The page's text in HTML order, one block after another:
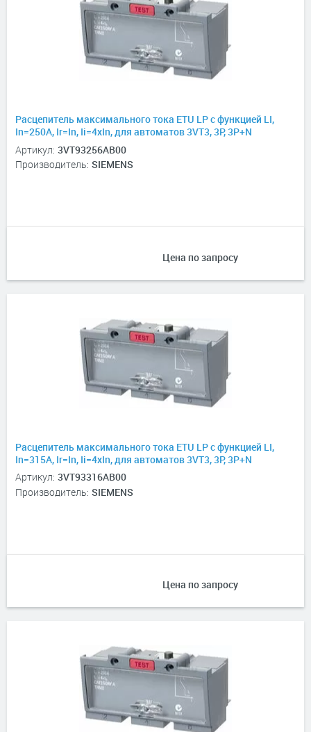
Расцепитель максимального тока ETU LP с функцией LI,
In=250А, Ir=In, Ii=4xIn, для автоматов 3VT3, 3P, 3P+N
Артикул: 3VT93256AB00
Производитель: SIEMENS
Цена по запросу
Расцепитель максимального тока ETU LP с функцией LI,
In=315А, Ir=In, Ii=4xIn, для автоматов 3VT3, 3P, 3P+N
Артикул: 3VT93316AB00
Производитель: SIEMENS
Цена по запросу